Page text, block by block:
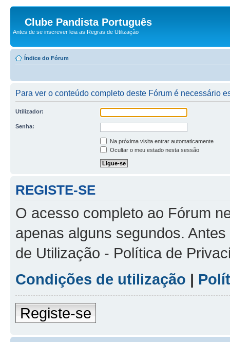
Clube Pandista Português
Antes de se inscrever leia as Regras de Utilização
Índice do Fórum
Para ver o conteúdo completo deste Fórum é necessário
Utilizador:
Senha:
Na próxima visita entrar automaticamente
Ocultar o meu estado nesta sessão
REGISTE-SE
O acesso completo ao Fórum
apenas alguns segundos.
de Utilização - Política de
Condições de utilização |
Registe-se